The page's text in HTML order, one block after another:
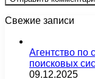
Свежие записи
Агентство по
поисковых
09.12.2025